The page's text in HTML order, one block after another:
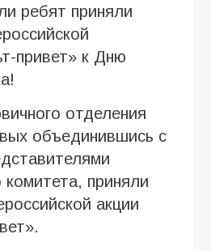
ребят приняли
привет» к Дню
отделения
объединившись с
комитета, приняли
акции